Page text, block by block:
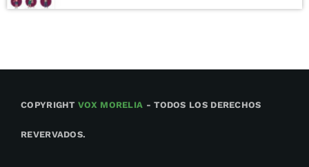
COPYRIGHTVOX MORELIA - TODOS LOS DERECHOS
REVERVADOS.